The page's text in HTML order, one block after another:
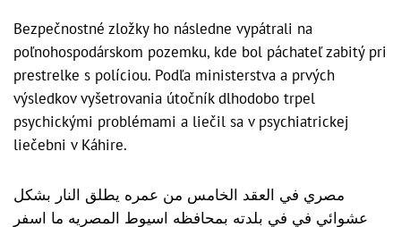
Bezpečnostné zložky ho následne vypátrali na
poľnohospodárskom pozemku, kde bol páchateľ zabitý pri
prestrelke s políciou. Podľa ministerstva a prvých
výsledkov vyšetrovania útočník dlhodobo trpel
psychickými problémami a liečil sa v psychiatrickej
liečebni v Káhire.
مصري في العقد الخامس من عمره يطلق النار بشكل
عشوائي في في بلدته بمحافظه اسيوط المصريه ما اسفر